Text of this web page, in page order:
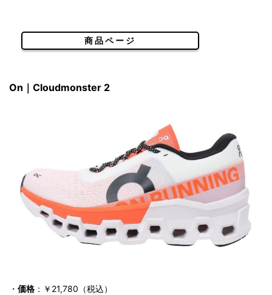
商品ページ
On｜Cloudmonster 2
・ 価格 ：￥21,780（税込）